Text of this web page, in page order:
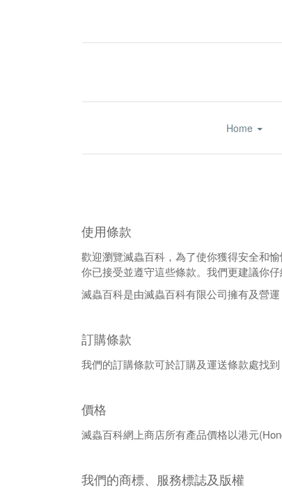
Home
使用條款
歡迎瀏覽滅蟲百科，為了使你獲得安全和
你已接受並遵守這些條款。我們更建議你仔
滅蟲百科是由滅蟲百科有限公司擁有及營
訂購條款
我們的訂購條款可於訂購及運送條款處找
價格
滅蟲百科網上商店所有產品價格以港元
我們的商標、服務標誌及版權